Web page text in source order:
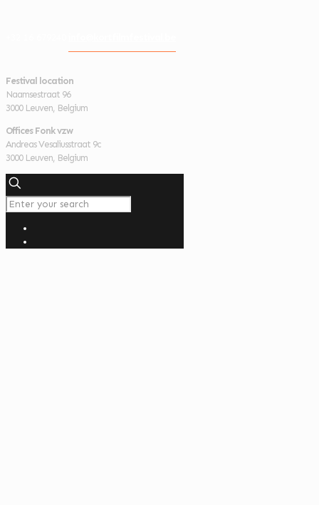
Festival location
Naamsestraat 96
3000 Leuven, Belgium
Offices Fonk vzw
Andreas Vesaliusstraat 9c
3000 Leuven, Belgium